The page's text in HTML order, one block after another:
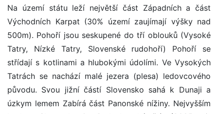
Na území státu leží největší část Západních a část
Východních Karpat (30% území zaujímají výšky nad
500m). Pohoří jsou seskupené do tří oblouků (Vysoké
Tatry, Nízké Tatry, Slovenské rudohoří) Pohoří se
střídají s kotlinami a hlubokými údolími. Ve Vysokých
Tatrách se nachází malé jezera (plesa) ledovcového
původu. Svou jižní částí Slovensko sahá k Dunaji a
úzkym lemem Zabírá část Panonské nížiny. Nejvyšším